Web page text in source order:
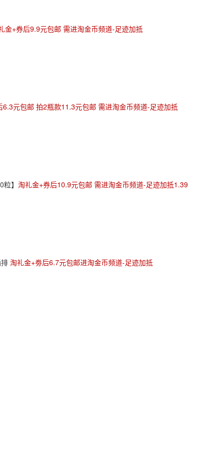
金+券后9.9元包邮 需进淘金币频道-足迹加抵
6.3元包邮 拍2瓶款11.3元包邮 需进淘金币频道-足迹加抵
】 淘礼金+券后10.9元包邮 需进淘金币频道-足迹加抵1.39
淘礼金+劵后6.7元包邮进淘金币频道-足迹加抵